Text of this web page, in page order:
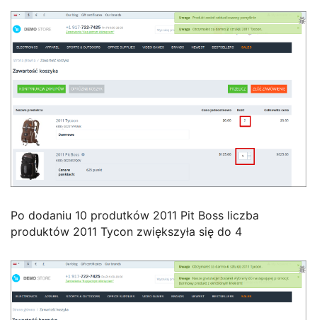
Po dodaniu 10 produtków 2011 Pit Boss liczba
produktów 2011 Tycon zwiększyła się do 4